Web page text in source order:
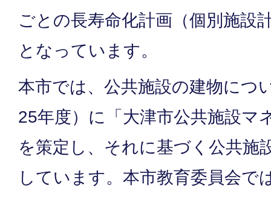
ごとの長寿命化計画（個別施設
となっています。
本市では、公共施設の建物につ
25年度）に「大津市公共施設マ
を策定し、それに基づく公共施
しています。本市教育委員会で